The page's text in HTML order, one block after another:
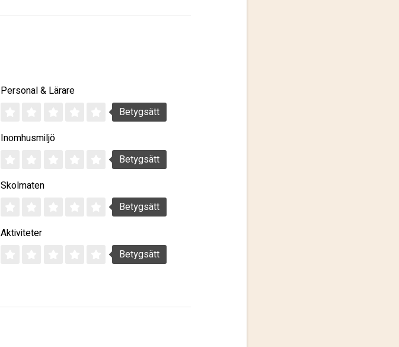
Personal & Lärare
Betygsätt
Inomhusmiljö
Betygsätt
Skolmaten
Betygsätt
Aktiviteter
Betygsätt